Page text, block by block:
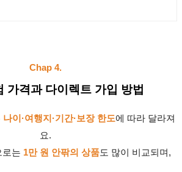
Chap 4.
가격과 다이렉트 가입 방법
나이·여행지·기간·보장 한도에 따라 달라져
요.
로는 1만 원 안팎의 상품도 많이 비교되며,